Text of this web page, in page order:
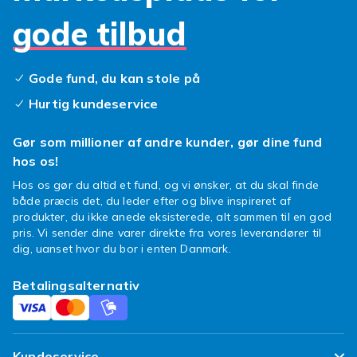
skærmbeskyttelsen er kompatibel med din
specifikke BlackBerry-model.
Opladere og kabler til
BlackBerry
eller USB-C afhængigt af modellen. KEY2 og
KEY2 LE bruger USB-C, mens ældre modeller
bruger Micro USB. Hos Fyndiq finder du
ladekabler, vægadaptere og biloplader i
kompatible varianter til alle BlackBerry-
modeller.
Køb BlackBerry-tilbehør
billigt hos Fyndiq
Hos Fyndiq finder du BlackBerry-tilbehør til
konkurrencedygtige priser med altid billig
gode tilbud
Gode fund, du kan stole på
Hurtig kundeservice
Gør som millioner af andre kunder, gør dine fund
hos os!
Hos os gør du altid et fund, og vi ønsker, at du skal finde
både præcis det, du leder efter og blive inspireret af
produkter, du ikke anede eksisterede, alt sammen til en god
pris. Vi sender dine varer direkte fra vores leverandører til
dig, uanset hvor du bor i enten Danmark.
Betalingsalternativ